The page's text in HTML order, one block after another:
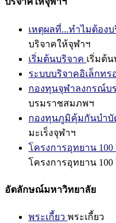
เหตุผลที่...ทำไมต้อง
บริจาคให้จุฬาฯ
เริ่มต้นบริจาค เริ่มต้
ระบบบริจาคอิเล็กทร
กองทุนจุฬาลงกรณ์บ
บรมราชสมภพฯ
กองทุนภูมิคุ้มกันบำบั
มะเร็งจุฬาฯ
โครงการอุทยาน
โครงการอุทยาน
อัตลักษณ์มหาวิทยาลัย
พระเกี้ยว พระเกี้ยว